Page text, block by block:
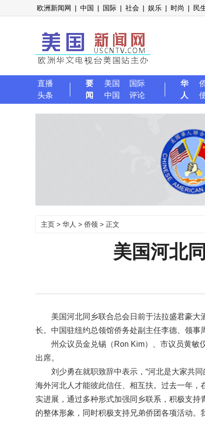
欧洲新闻网 | 中国 | 国际 | 社会 | 娱乐 | 时尚 | 民
直播
头条
要
闻
美国
国际
中国
评论
华
人
主页 > 华人 > 侨领 > 正文
美国河北
美国河北同乡联合总会日前于法拉盛君豪
长。中国驻纽约总领馆侨务处副主任李德、领事
州众议员金兑锡（Ron Kim）、市议员黄敏
出席。
刘少勇在就职致辞中表示，“河北是大家共
海外河北人才能彼此信任、相互扶。过去一年
实进展，通过多种形式加强同乡联系，积极支
的整体形象，同时积极支持兄弟侨团各项活动